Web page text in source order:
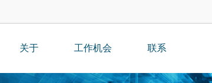
关于 工作机会 联系